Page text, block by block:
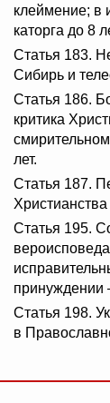
клеймение; в
каторга до 8
Статья 183.
Сибирь и
Статья 186.
критика
лет.
Статья 187.
Статья 195.
принуждении
Статья 198.
в